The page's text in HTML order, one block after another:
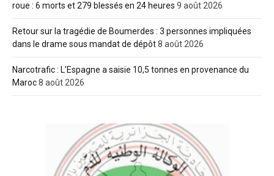
roue : 6 morts et 279 blessés en 24 heures 9 août 2026
Retour sur la tragédie de Boumerdes : 3 personnes impliquées
dans le drame sous mandat de dépôt8 août 2026
Narcotrafic : L’Espagne a saisie 10,5 tonnes en provenance du
Maroc8 août 2026